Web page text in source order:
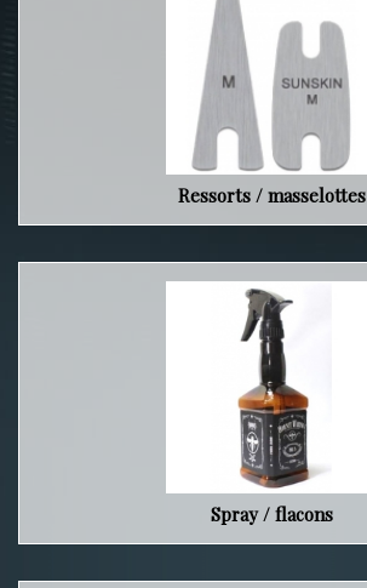
Ressorts / masselottes
Spray / flacons